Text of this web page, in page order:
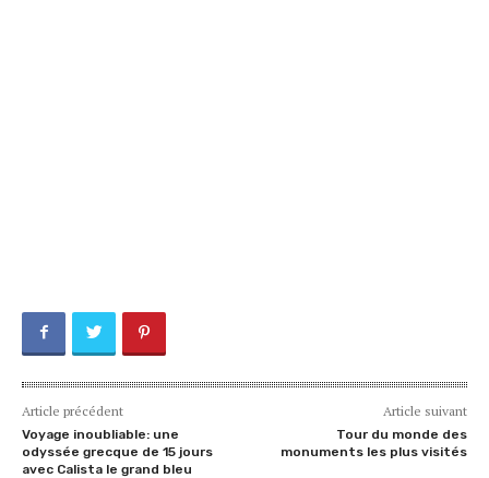
Article précédent
Voyage inoubliable: une
odyssée grecque de 15 jours
avec Calista le grand bleu
Article suivant
Tour du monde des
monuments les plus visités